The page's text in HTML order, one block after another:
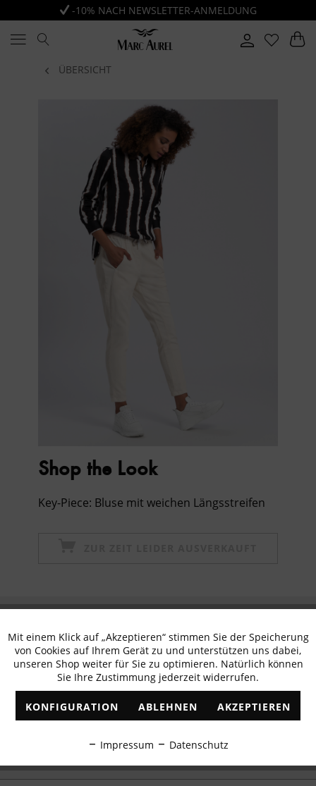
-10% NACH NEWSLETTER-ANMELDUNG
ÜBERSICHT
Shop the Look
Key-Piece: Bluse mit weichen Längsstreifen
erhalten
✓ Exklusive Angebote ✓ Die aktuellsten Trends
Funktionale Aktiv
Marketing Inaktiv
Tracking Inaktiv
Personalisierung Inaktiv
Mit einem Klick auf „Akzeptieren“ stimmen Sie der Speicherung
von Cookies auf Ihrem Gerät zu und unterstützen uns dabei,
unseren Shop weiter für Sie zu optimieren. Natürlich können
Sie Ihre Zustimmung jederzeit widerrufen.
KONFIGURATION ABLEHNEN AKZEPTIEREN
Impressum Datenschutz